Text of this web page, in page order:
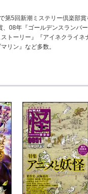
5回新潮ミステリー倶楽部
08年『ゴールデンスランバ
トーリー』『アイネクライ
リン』など多数。